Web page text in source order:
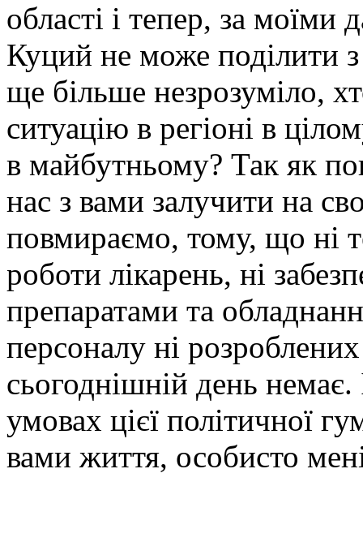
області і тепер, за
Куций не може поділити
ще більше незрозуміло,
ситуацію в регіоні в
в майбутньому? Так як
нас з вами залучити на
повмираємо, тому, що ні
роботи лікарень, ні
препаратами та
персоналу ні розроблених
сьогоднішній день
умовах цієї політичної
вами життя, особисто